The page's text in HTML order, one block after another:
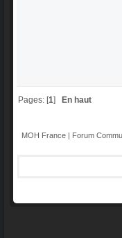
Pages: [1] En haut
MOH France | Forum